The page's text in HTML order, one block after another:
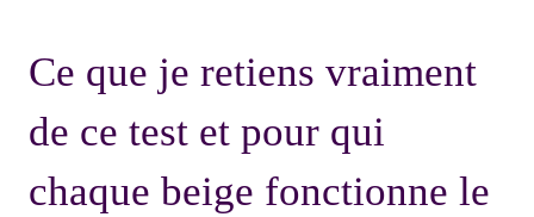
Ce que je retiens vraiment
de ce test et pour qui
chaque beige fonctionne le